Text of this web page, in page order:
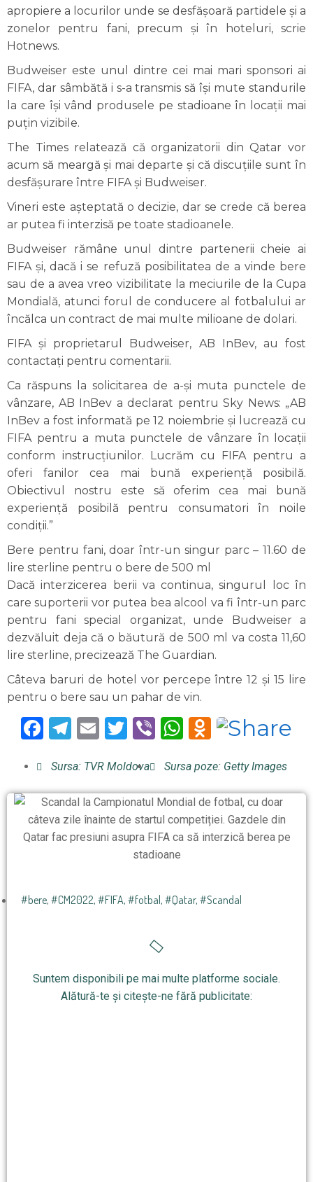
apropiere a locurilor unde se desfășoară partidele și a
zonelor pentru fani, precum și în hoteluri, scrie
Hotnews.
Budweiser este unul dintre cei mai mari sponsori ai
FIFA, dar sâmbătă i s-a transmis să își mute standurile
la care își vând produsele pe stadioane în locații mai
puțin vizibile.
The Times relatează că organizatorii din Qatar vor
acum să meargă și mai departe și că discuțiile sunt în
desfășurare între FIFA și Budweiser.
Vineri este așteptată o decizie, dar se crede că berea
ar putea fi interzisă pe toate stadioanele.
Budweiser rămâne unul dintre partenerii cheie ai
FIFA și, dacă i se refuză posibilitatea de a vinde bere
sau de a avea vreo vizibilitate la meciurile de la Cupa
Mondială, atunci forul de conducere al fotbalului ar
încălca un contract de mai multe milioane de dolari.
FIFA și proprietarul Budweiser, AB InBev, au fost
contactați pentru comentarii.
Ca răspuns la solicitarea de a-și muta punctele de
vânzare, AB InBev a declarat pentru Sky News: „AB
InBev a fost informată pe 12 noiembrie și lucrează cu
FIFA pentru a muta punctele de vânzare în locații
conform instrucțiunilor. Lucrăm cu FIFA pentru a
oferi fanilor cea mai bună experiență posibilă.
Obiectivul nostru este să oferim cea mai bună
experiență posibilă pentru consumatori în noile
condiții.”
Bere pentru fani, doar într-un singur parc – 11.60 de
lire sterline pentru o bere de 500 ml
Dacă interzicerea berii va continua, singurul loc în
care suporterii vor putea bea alcool va fi într-un parc
pentru fani special organizat, unde Budweiser a
dezvăluit deja că o băutură de 500 ml va costa 11,60
lire sterline, precizează The Guardian.
Câteva baruri de hotel vor percepe între 12 și 15 lire
pentru o bere sau un pahar de vin.
Facebook
Telegram
EmailTwitter
ViberWhatsApp
Sursa: TVR Moldova Sursa poze: Getty Images
#bere, #CM2022, #FIFA, #fotbal , #Qatar, #Scandal
Suntem disponibili pe mai multe platforme sociale.
Alătură-te și citește-ne fără publicitate: